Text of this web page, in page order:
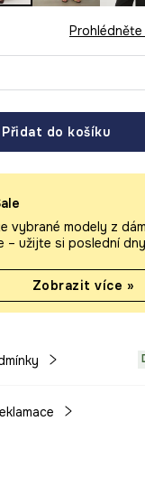
Přidat do košíku
vybrané modely z
– užijte si poslední
Zobrazit více »